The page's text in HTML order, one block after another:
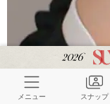
メニュー スナップ